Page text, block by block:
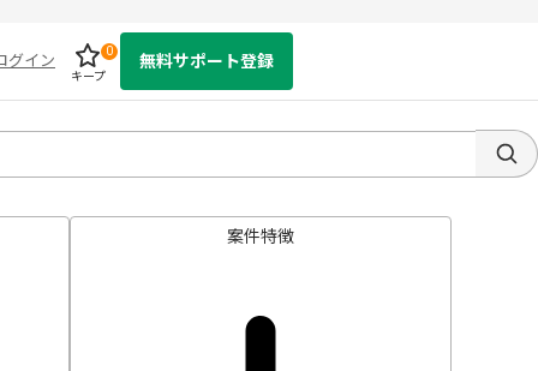
グイン
キープ
0
無料サポート登録
案件特徴